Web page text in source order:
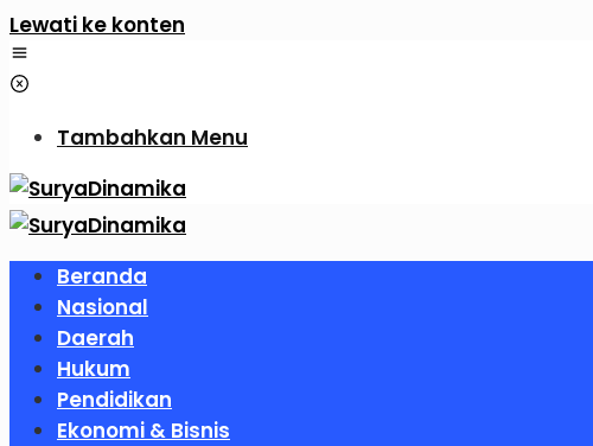
Lewati ke konten
Tambahkan Menu
Beranda
Nasional
Daerah
Hukum
Pendidikan
Ekonomi & Bisnis